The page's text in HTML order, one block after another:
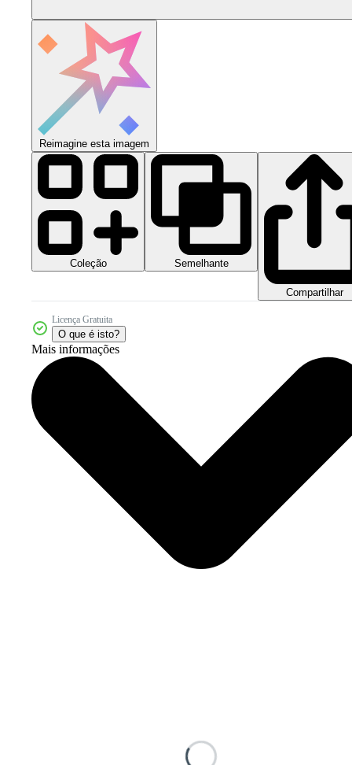
Reimagine esta imagem
Coleção Semelhante
Compartilhar
Licença Gratuita
O que é isto?
Mais informações